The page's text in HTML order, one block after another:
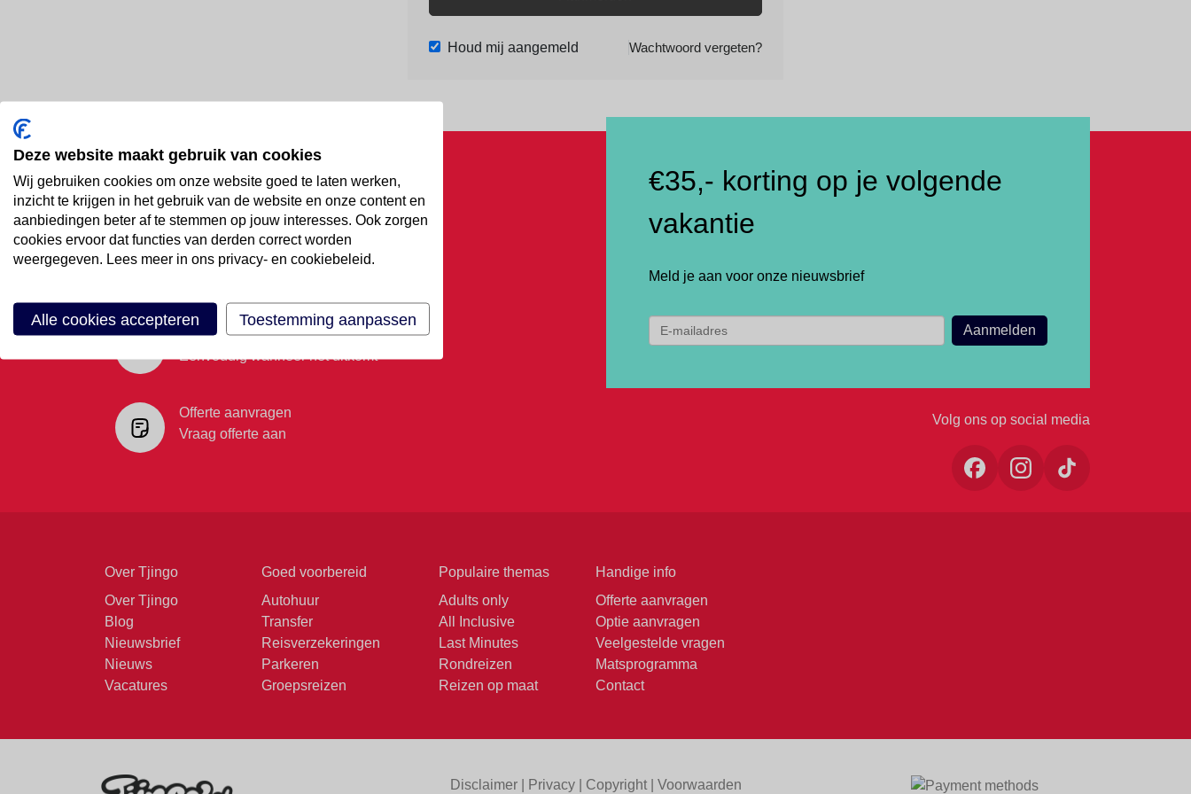
Houd mij aangemeld Wachtwoord vergeten?
Bel ons
088 66 55 999
Mail ons
Maak een afspraak
Eenvoudig wanneer het uitkomt
Offerte aanvragen
Vraag offerte aan
€35,- korting op je volgende
vakantie
Meld je aan voor onze nieuwsbrief
Volg ons op social media
Over Tjingo
Over Tjingo
Blog
Nieuwsbrief
Nieuws
Vacatures
Goed voorbereid
Autohuur
Transfer
Reisverzekeringen
Parkeren
Groepsreizen
Populaire themas
Adults only
All Inclusive
Last Minutes
Rondreizen
Reizen op maat
Handige info
Offerte aanvragen
Optie aanvragen
Veelgestelde vragen
Matsprogramma
Contact
Disclaimer| Privacy| Copyright| Voorwaarden
Deze website maakt gebruik van cookies
Wij gebruiken cookies om onze website goed te laten werken,
inzicht te krijgen in het gebruik van de website en onze content en
aanbiedingen beter af te stemmen op jouw interesses. Ook zorgen
cookies ervoor dat functies van derden correct worden
weergegeven. Lees meer in ons privacy- en cookiebeleid.
Alle cookies accepteren Toestemming aanpassen